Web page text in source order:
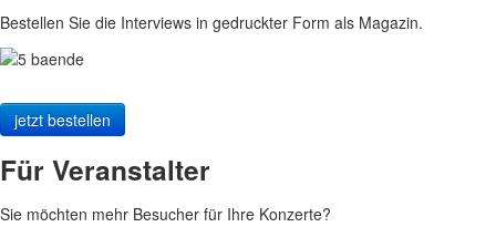
Bestellen Sie die Interviews in gedruckter Form als Magazin.
jetzt bestellen
Für Veranstalter
Sie möchten mehr Besucher für Ihre Konzerte?